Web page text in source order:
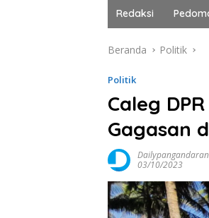
Redaksi
Beranda Politik
Politik
Caleg
Gagasan
Dailypangandaran
03/10/2023